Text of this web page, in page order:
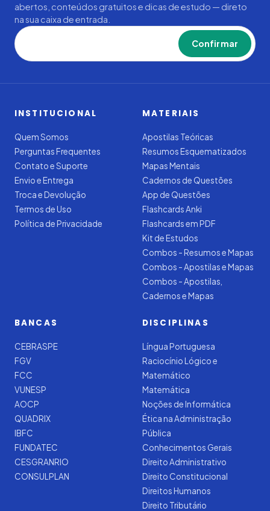
abertos, conteúdos gratuitos e dicas de estudo — direto
na sua caixa de entrada.
Confirmar
INSTITUCIONAL
Quem Somos
Perguntas Frequentes
Contato e Suporte
Envio e Entrega
Troca e Devolução
Termos de Uso
Política de Privacidade
MATERIAIS
Apostilas Teóricas
Resumos Esquematizados
Mapas Mentais
Cadernos de Questões
App de Questões
Flashcards Anki
Flashcards em PDF
Kit de Estudos
Combos - Resumos e Mapas
Combos - Apostilas e Mapas
Combos - Apostilas,
Cadernos e Mapas
BANCAS
CEBRASPE
FGV
FCC
VUNESP
AOCP
QUADRIX
IBFC
FUNDATEC
CESGRANRIO
CONSULPLAN
DISCIPLINAS
Língua Portuguesa
Raciocínio Lógico e
Matemático
Matemática
Noções de Informática
Ética na Administração
Pública
Conhecimentos Gerais
Direito Administrativo
Direito Constitucional
Direitos Humanos
Direito Tributário